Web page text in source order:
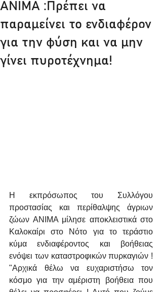
ANIMA :Πρέπει να
παραμείνει το ενδιαφέρον
για την φύση και να μην
γίνει πυροτέχνημα!
Η εκπρόσωπος του Συλλόγου
προστασίας και περίθαλψης άγριων
ζώων ΑΝΙΜΑ μίλησε αποκλειστικά στο
Καλοκαίρι στο Νότο για το τεράστιο
κύμα ενδιαφέροντος και βοήθειας
ενόψει των καταστροφικών πυρκαγιών !
"Αρχικά θέλω να ευχαριστήσω τον
κόσμο για την αμέριστη βοήθεια που